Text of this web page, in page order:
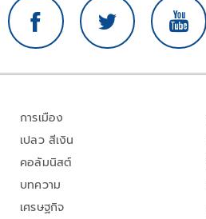
การเมือง
เปลว สีเงิน
คอลัมนิสต์
บทความ
เศรษฐกิจ